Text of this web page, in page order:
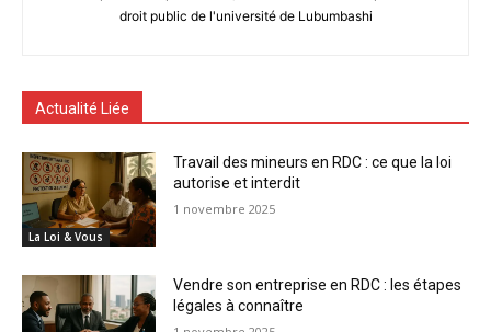
droit public de l'université de Lubumbashi
Actualité Liée
La Loi & Vous
Travail des mineurs en RDC : ce que la loi
autorise et interdit
1 novembre 2025
Vendre son entreprise en RDC : les étapes
légales à connaître